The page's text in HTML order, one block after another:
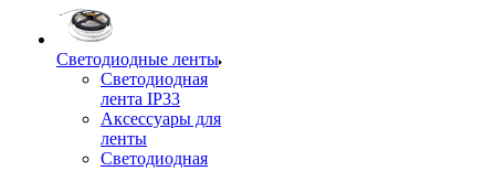
Светодиодные ленты
Светодиодная
лента IP33
Аксессуары для
ленты
Светодиодная